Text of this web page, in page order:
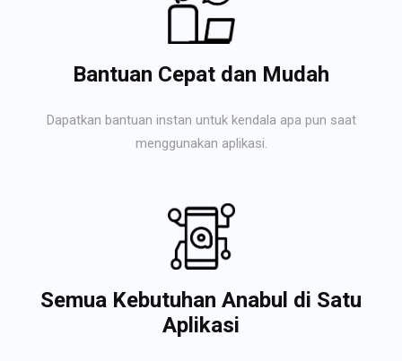
Bantuan Cepat dan Mudah
Dapatkan bantuan instan untuk kendala apa pun saat
menggunakan aplikasi.
Semua Kebutuhan Anabul di Satu
Aplikasi